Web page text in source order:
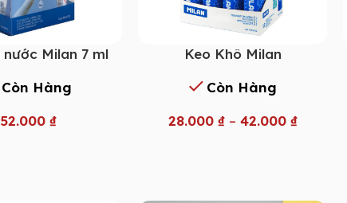
Milan 7 ml
Còn Hàng
52.000 ₫
Keo Khô Milan
Còn Hàng
28.000 ₫– 42.000 ₫